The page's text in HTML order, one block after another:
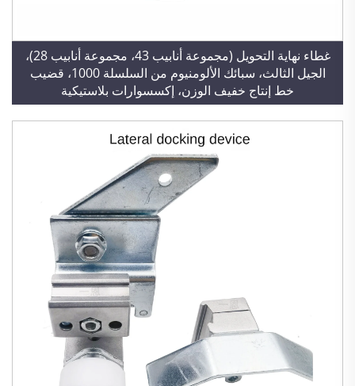
غطاء نهاية التحويل (مجموعة أنابيب 43، مجموعة أنابيب 28)،
الجيل الثالث، سبائك الألومنيوم من السلسلة 1000، قضيب
خط إنتاج خفيف الوزن، إكسسوارات بلاستيكية